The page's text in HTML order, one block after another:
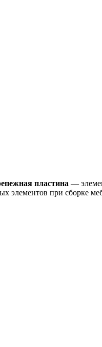
пластина —
элементов при сборке